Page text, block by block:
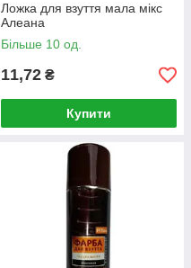
Ложка для взуття мала мікс
Алеана
Більше 10 од.
11,72 ₴
Купити